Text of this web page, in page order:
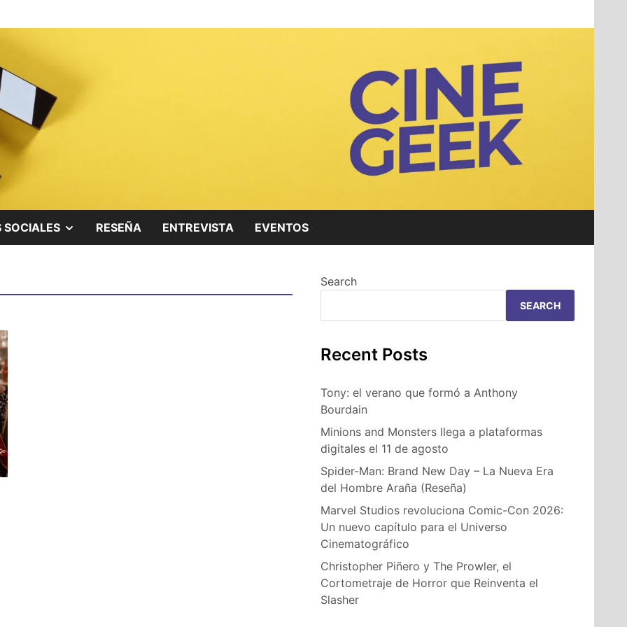
SOCIALES SHOW
MENU
RESEÑA ENTREVISTA EVENTOS
Search
SEARCH
Recent Posts
Tony: el verano que formó a Anthony
Bourdain
Minions and Monsters llega a plataformas
digitales el 11 de agosto
Spider-Man: Brand New Day – La Nueva Era
del Hombre Araña (Reseña)
Marvel Studios revoluciona Comic-Con 2026:
Un nuevo capítulo para el Universo
Cinematográfico
Christopher Piñero y The Prowler, el
Cortometraje de Horror que Reinventa el
Slasher